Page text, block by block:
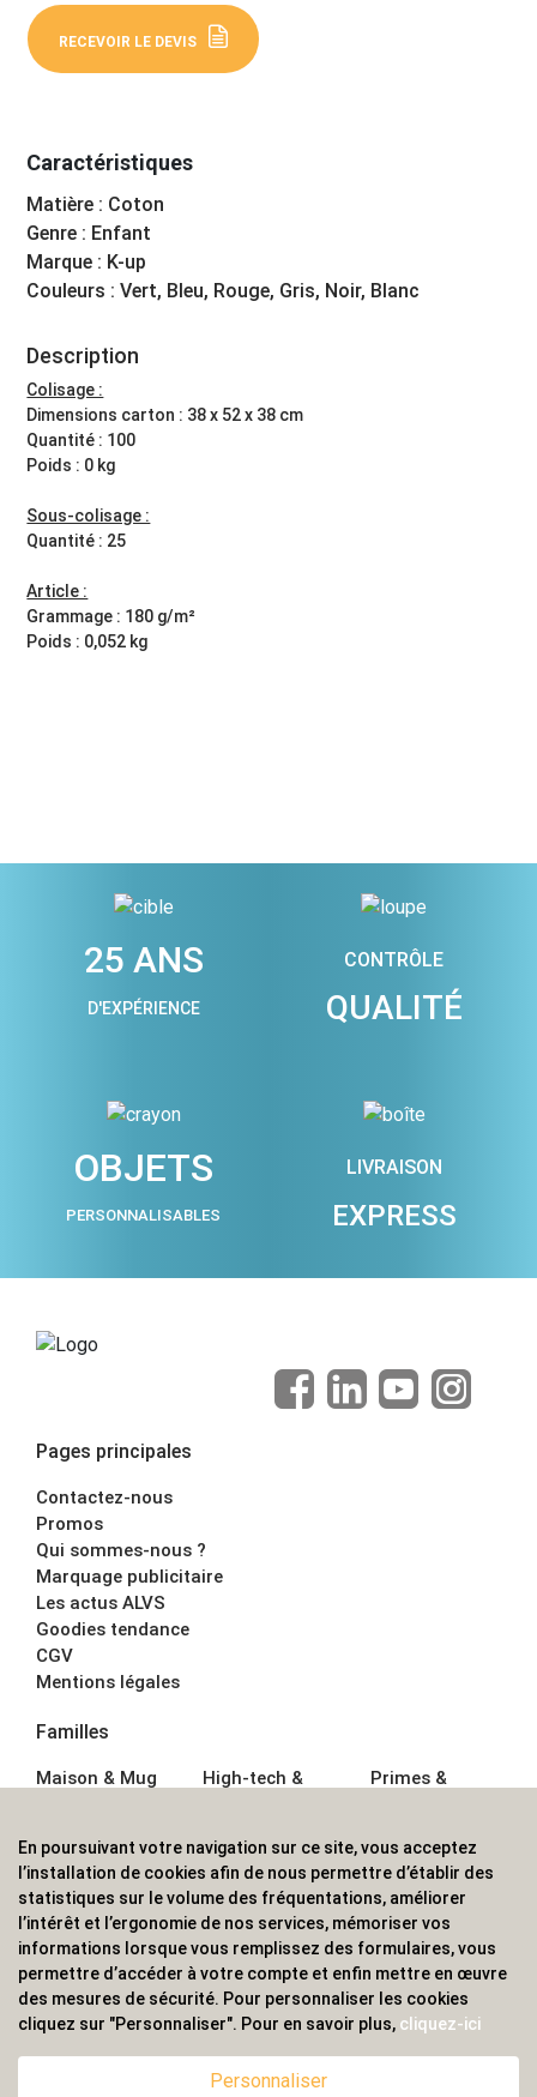
RECEVOIR LE DEVIS
Caractéristiques
Matière : Coton
Genre : Enfant
Marque : K-up
Couleurs : Vert, Bleu, Rouge, Gris, Noir, Blanc
Description
Colisage :
Dimensions carton : 38 x 52 x 38 cm
Quantité : 100
Poids : 0 kg
Sous-colisage :
Quantité : 25
Article :
Grammage : 180 g/m²
Poids : 0,052 kg
25 ANS
D'EXPÉRIENCE
CONTRÔLE
QUALITÉ
OBJETS
PERSONNALISABLES
LIVRAISON
EXPRESS
Pages principales
Contactez-nous
Promos
Qui sommes-nous ?
Marquage publicitaire
Les actus ALVS
Goodies tendance
CGV
Mentions légales
Familles
Maison & Mug
Écriture
Bagagerie sacs
High-tech &
Sport &
Outdoor
Enfant
Primes &
Boisson
Textile &
Casquette
Accessoires de
bureau
ALVS, fournisseur d'objets publicitaires, pour les
professionnels. Une implantation nationale, une
couverture internationale.
En poursuivant votre navigation sur ce site, vous acceptez
l’installation de cookies afin de nous permettre d’établir des
statistiques sur le volume des fréquentations, améliorer
l’intérêt et l’ergonomie de nos services, mémoriser vos
informations lorsque vous remplissez des formulaires, vous
permettre d’accéder à votre compte et enfin mettre en œuvre
des mesures de sécurité. Pour personnaliser les cookies
cliquez sur "Personnaliser". Pour en savoir plus, cliquez-ici
Personnaliser